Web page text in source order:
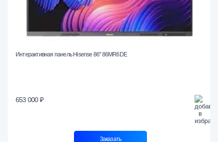
Интерактивная панель Hisense 86" 86MR6DE
653 000 ₽
Заказать